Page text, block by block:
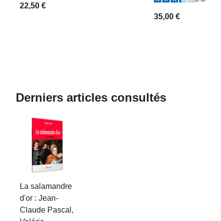
22,50 €
35,00 €
Derniers articles consultés
La salamandre
d'or : Jean-
Claude Pascal,